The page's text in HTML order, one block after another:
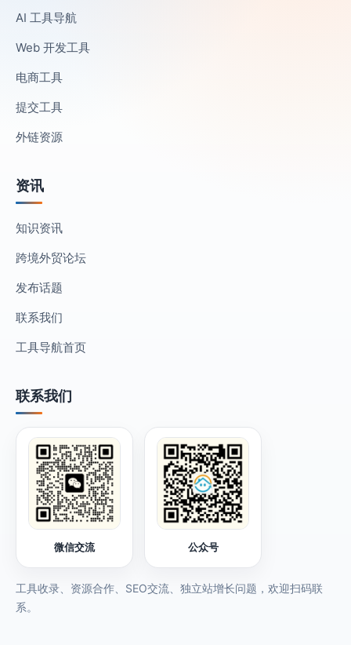
AI 工具导航
Web 开发工具
电商工具
提交工具
外链资源
资讯
知识资讯
跨境外贸论坛
发布话题
联系我们
工具导航首页
联系我们
微信交流 公众号
工具收录、资源合作、SEO交流、独立站增长问题，欢迎扫码联
系。